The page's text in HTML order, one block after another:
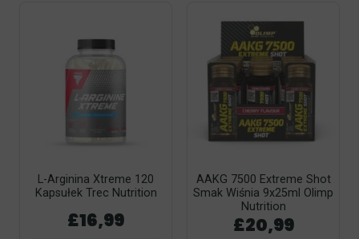
L-Arginina Xtreme 120
Kapsułek Trec Nutrition
£16,99
AAKG 7500 Extreme Shot
Smak Wiśnia 9x25ml Olimp
Nutrition
£20,99